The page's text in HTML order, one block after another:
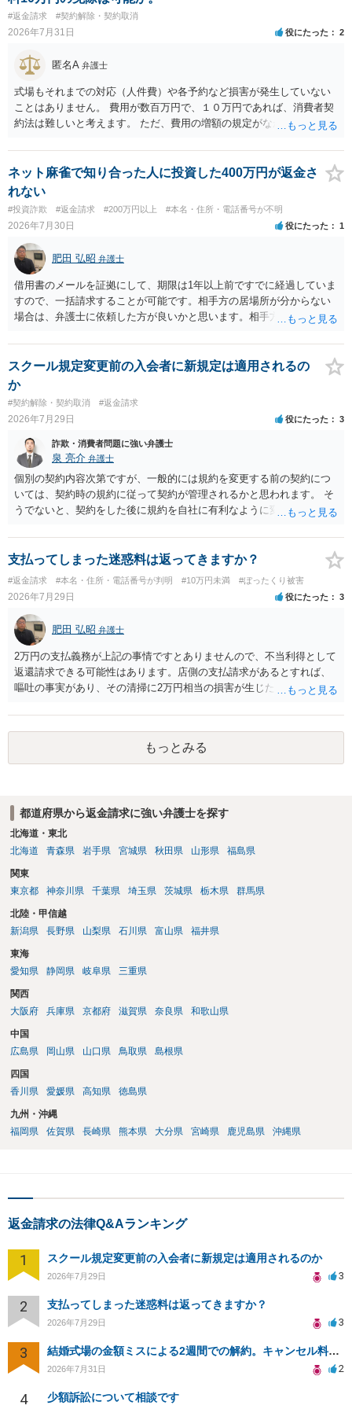
#返金請求 #契約解除・契約取消
2026年7月31日 役にたった 2
匿名A 弁護士
式場もそれまでの対応（人件費）や各予約など損害が発生していない
ことはありません。 費用が数百万円で、１０万円であれば、消費者契
約法は難しいと考えます。 ただ、費用の増額の規定がなかったのに増
ということになり、解約するのは理由がないことになります。
ネット麻雀で知り合った人に投資した400万円が返金さ
れない
#投資詐欺 #返金請求 #200万円以上 #本名・住所・電話番号が不明
2026年7月30日 役にたった 1
肥田 弘昭 弁護士
借用書のメールを証拠にして、期限は1年以上前ですでに経過していま
すので、一括請求することが可能です。相手方の居場所が分からない
場合は、弁護士に依頼した方が良いかと思います。相手方の居場所が
さい。
スクール規定変更前の入会者に新規定は適用されるの
か
#契約解除・契約取消 #返金請求
2026年7月29日 役にたった 3
詐欺・消費者問題に強い弁護士
泉 亮介 弁護士
個別の契約内容次第ですが、一般的には規約を変更する前の契約につ
いては、契約時の規約に従って契約が管理されるかと思われます。 そ
うでないと、契約をした後に規約を自社に有利なように変更し、それ
る場合があるかと思われます。
支払ってしまった迷惑料は返ってきますか？
#返金請求 #本名・住所・電話番号が判明 #10万円未満 #ぼったくり被害
2026年7月29日 役にたった 3
肥田 弘昭 弁護士
2万円の支払義務が上記の事情ですとありませんので、不当利得として
返還請求できる可能性はあります。店側の支払請求があるとすれば、
嘔吐の事実があり、その清掃に2万円相当の損害が生じた場合です。ご
もっとみる
都道府県から返金請求に強い弁護士を探す
北海道・東北
北海道
青森県 岩手県 宮城県 秋田県 山形県 福島県
関東
東京都
神奈川県 千葉県 埼玉県 茨城県 栃木県 群馬県
北陸・甲信越
新潟県
長野県 山梨県 石川県 富山県 福井県
東海
愛知県
静岡県 岐阜県 三重県
関西
大阪府
兵庫県 京都府 滋賀県 奈良県 和歌山県
中国
広島県
岡山県 山口県 鳥取県 島根県
四国
香川県
愛媛県 高知県 徳島県
九州・沖縄
福岡県
佐賀県 長崎県 熊本県 大分県 宮崎県 鹿児島県 沖縄県
返金請求の法律Q&Aランキング
1 スクール規定変更前の入会者に新規定は適用されるのか
2026年7月29日 3
2 支払ってしまった迷惑料は返ってきますか？
2026年7月29日 3
3 結婚式場の金額ミスによる2週間での解約。キャンセル料10万円の免除は可能か。
2026年7月31日 2
4 少額訴訟について相談です